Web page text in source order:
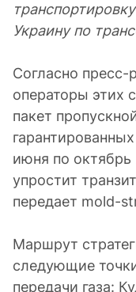
Украину по
Согласно пресс-
операторы этих
пакет
июня по
упростит
передает mold-
Маршрут
следующие
передачи газа: